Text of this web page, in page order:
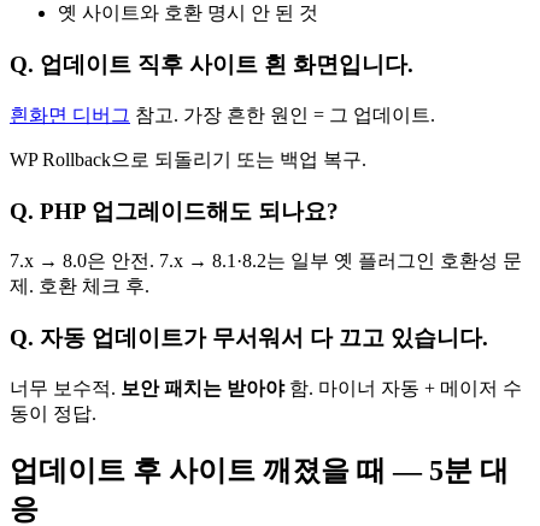
옛 사이트와 호환 명시 안 된 것
Q. 업데이트 직후 사이트 흰 화면입니다.
흰화면 디버그 참고. 가장 흔한 원인 = 그 업데이트.
WP Rollback으로 되돌리기 또는 백업 복구.
Q. PHP 업그레이드해도 되나요?
7.x → 8.0은 안전. 7.x → 8.1·8.2는 일부 옛 플러그인 호환성 문
제. 호환 체크 후.
Q. 자동 업데이트가 무서워서 다 끄고 있습니다.
너무 보수적. 보안 패치는 받아야함. 마이너 자동 + 메이저 수
동이 정답.
업데이트 후 사이트 깨졌을 때 — 5분 대
응